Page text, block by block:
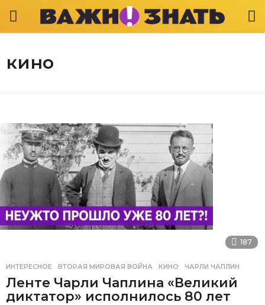
кино
187
ИНТЕРЕСНОЕ ВТОРАЯ МИРОВАЯ ВОЙНА ,КИНО ,ЧАРЛИ ЧАПЛИН
Ленте Чарли Чаплина «Великий
диктатор» исполнилось 80 лет